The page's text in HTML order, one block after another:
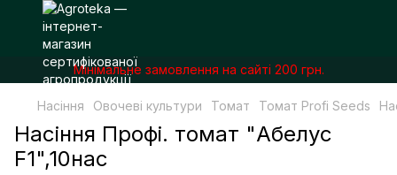
Мінімальне замовлення на сайті 200 грн.
Насіння Овочеві культури Томат Томат Profi Seeds
Насіння Профі. томат "Абелус
F1",10нас